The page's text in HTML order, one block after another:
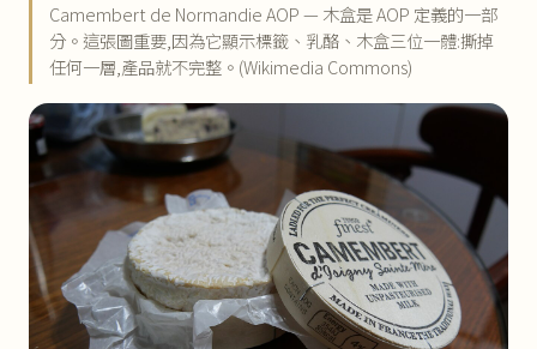
Camembert de Normandie AOP — 木盒是 AOP 定義的一部
分。這張圖重要,因為它顯示標籤、乳酪、木盒三位一體:撕掉
任何一層,產品就不完整。(Wikimedia Commons)